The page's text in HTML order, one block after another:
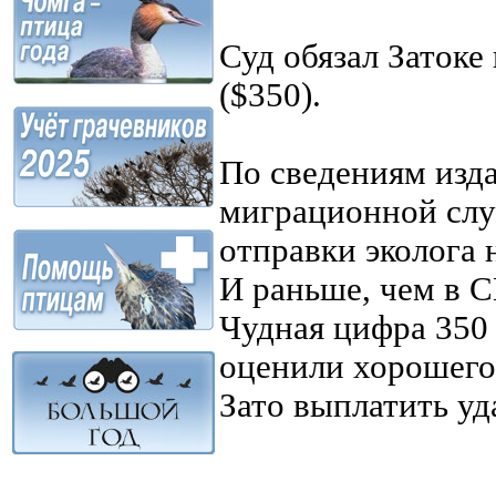
Суд обязал
($350).
По сведениям
миграционной
отправки эколога
И раньше, чем в
Чудная цифра 350
оценили
Зато выплатить